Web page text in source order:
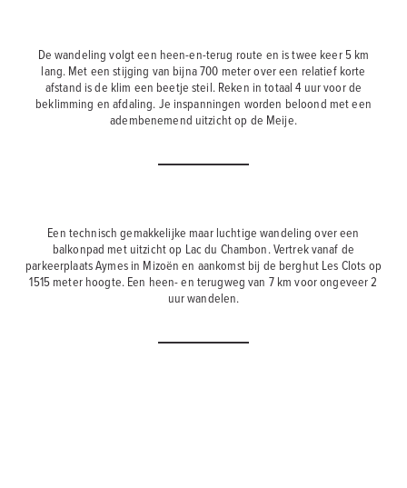
De wandeling volgt een heen-en-terug route en is twee keer 5 km
lang. Met een stijging van bijna 700 meter over een relatief korte
afstand is de klim een beetje steil. Reken in totaal 4 uur voor de
beklimming en afdaling. Je inspanningen worden beloond met een
adembenemend uitzicht op de Meije.
Een technisch gemakkelijke maar luchtige wandeling over een
balkonpad met uitzicht op Lac du Chambon. Vertrek vanaf de
parkeerplaats Aymes in Mizoën en aankomst bij de berghut Les Clots op
1515 meter hoogte. Een heen- en terugweg van 7 km voor ongeveer 2
uur wandelen.